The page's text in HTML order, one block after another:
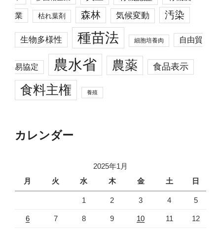
業 枯れ葉剤 森林 気候変動 汚染
生物多様性 種苗法 細胞培養肉 自由貿
易協定 農水省 農薬 食品表示
食料主権 養殖
カレンダー
2025年1月
月
火 水 木 金 土 日
1 2 3 4 5
6 7 8 9 10 11 12